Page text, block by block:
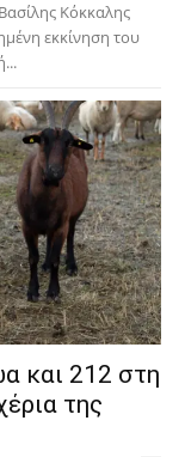
Κόκκαλης
εκκίνηση του
και 212 στη
της